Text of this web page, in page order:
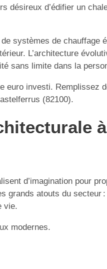
désireux d’édifier un
systèmes de chauffage
L’architecture
sans limite dans la
euro investi. Remplissez
(82100).
à
d’imagination pour
grands atouts du secteur
vie.
modernes.